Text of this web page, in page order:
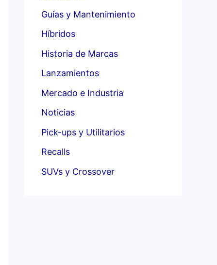
Guías y Mantenimiento
Híbridos
Historia de Marcas
Lanzamientos
Mercado e Industria
Noticias
Pick-ups y Utilitarios
Recalls
SUVs y Crossover